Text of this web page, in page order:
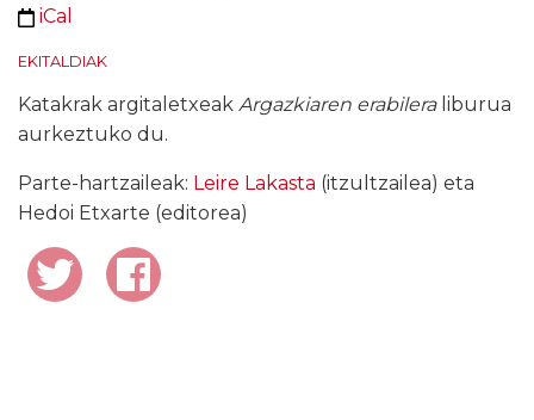
iCal
EKITALDIAK
Katakrak argitaletxeak Argazkiaren erabileraliburua
aurkeztuko du.
Parte-hartzaileak: Leire Lakasta (itzultzailea) eta
Hedoi Etxarte (editorea)